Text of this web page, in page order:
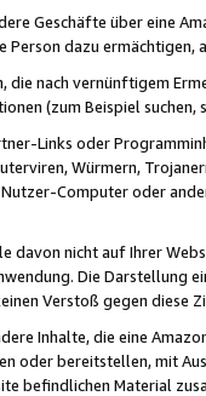
Geschäfte über eine
Person dazu
nach vernünftigem
(zum Beispiel
Links oder
Würmern,
Computer oder
davon nicht auf Ihrer
Die Darstellung
Verstoß gegen diese
Inhalte, die eine
oder bereitstellen, mit
befindlichen Material